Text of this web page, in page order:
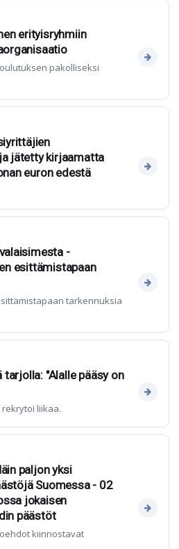
erityisryhmiin
pakolliseksi
jätetty kirjaamatta
euron edestä
-
esittämistapaan
tarkennuksia
"Alalle pääsy on
liikaa.
paljon yksi
Suomessa - 02
jokaisen
päästöt
kiinnostavat